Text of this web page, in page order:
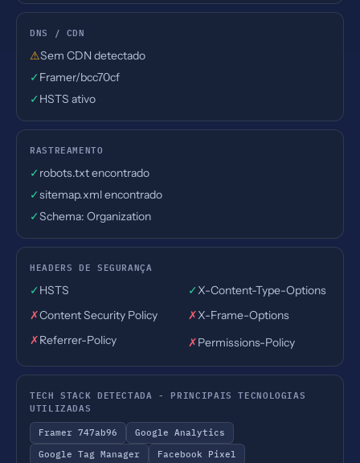
DNS / CDN
⚠Sem CDN detectado
✓ Framer/bcc70cf
✓ HSTS ativo
RASTREAMENTO
✓ robots.txt encontrado
✓sitemap.xml encontrado
✓Schema: Organization
HEADERS DE SEGURANÇA
✓ HSTS ✓X-Content-Type-Options
✗Content Security Policy ✗X-Frame-Options
✗Referrer-Policy ✗Permissions-Policy
TECH STACK DETECTADA - PRINCIPAIS TECNOLOGIAS
UTILIZADAS
Framer 747ab96
Google Analytics
Google Tag Manager
Facebook Pixel